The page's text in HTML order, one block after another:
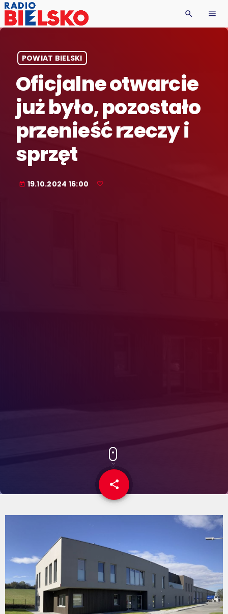
search menu
POWIAT BIELSKI
Oficjalne otwarcie
już było, pozostało
przenieść rzeczy i
sprzęt
today 19.10.2024 16:00
share
email